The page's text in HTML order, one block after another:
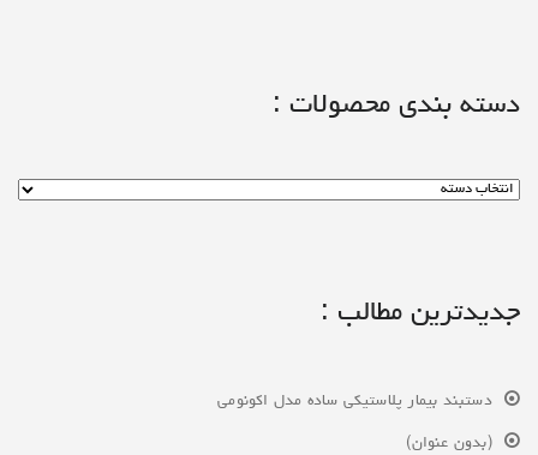
دسته بندی محصولات :
جدیدترین مطالب :
دستبند بیمار پلاستیکی ساده مدل اکونومی
(بدون عنوان)